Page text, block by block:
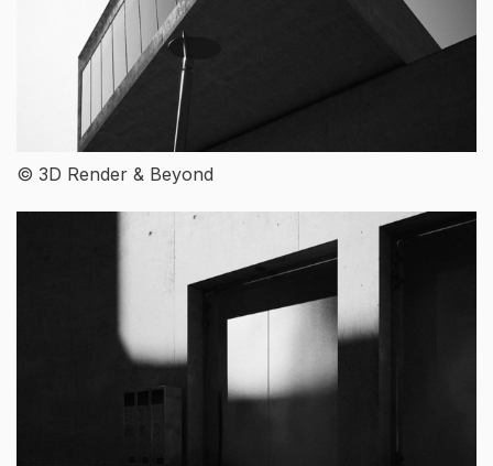
© 3D Render & Beyond